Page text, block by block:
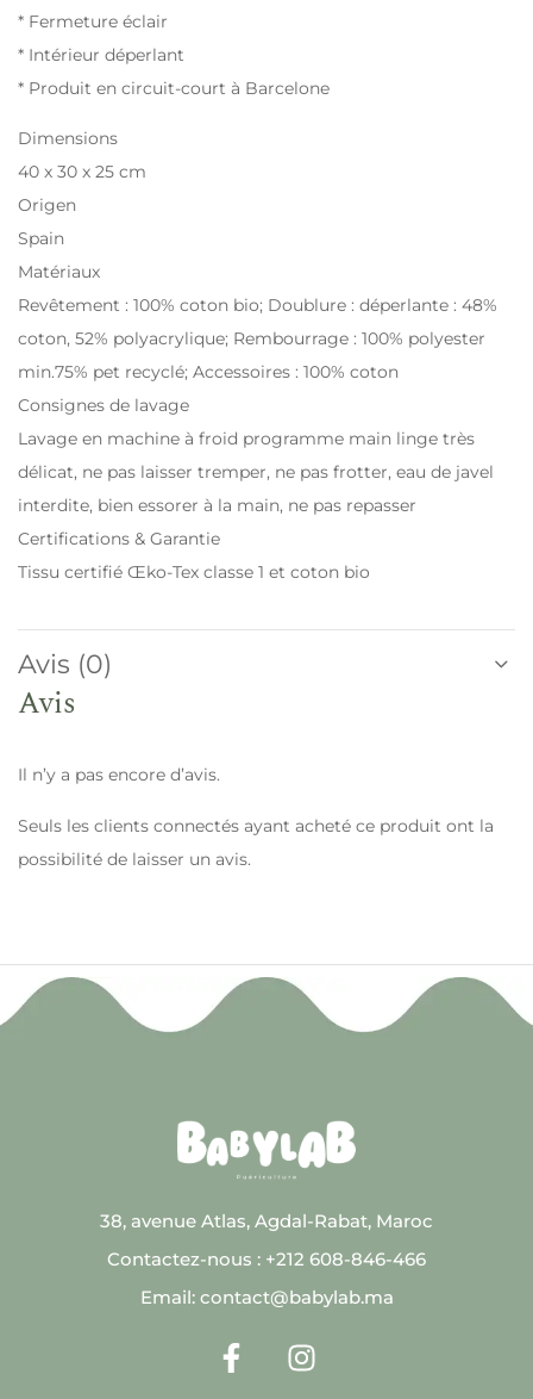
* Fermeture éclair
* Intérieur déperlant
* Produit en circuit-court à Barcelone
Dimensions
40 x 30 x 25 cm
Origen
Spain
Matériaux
Revêtement : 100% coton bio; Doublure : déperlante : 48%
coton, 52% polyacrylique; Rembourrage : 100% polyester
min.75% pet recyclé; Accessoires : 100% coton
Consignes de lavage
Lavage en machine à froid programme main linge très
délicat, ne pas laisser tremper, ne pas frotter, eau de javel
interdite, bien essorer à la main, ne pas repasser
Certifications & Garantie
Tissu certifié Œko-Tex classe 1 et coton bio
Avis (0)
Avis
Il n’y a pas encore d’avis.
Seuls les clients connectés ayant acheté ce produit ont la
possibilité de laisser un avis.
38, avenue Atlas, Agdal-Rabat, Maroc
Contactez-nous : +212 608-846-466
Email: contact@babylab.ma